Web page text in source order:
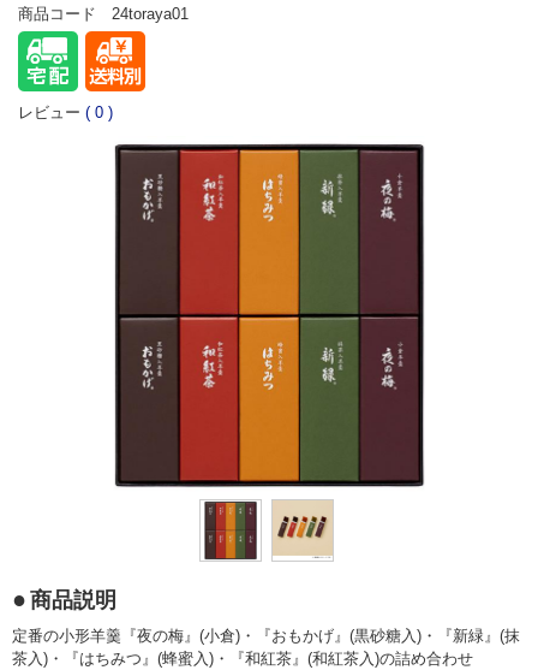
商品コード 24toraya01
レビュー ( 0 )
商品説明
定番の小形羊羹『夜の梅』(小倉)・『おもかげ』(黒砂糖入)・『新緑』(抹
茶入)・『はちみつ』(蜂蜜入)・『和紅茶』(和紅茶入)の詰め合わせ